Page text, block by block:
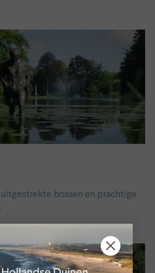
uitgestrekte bossen en prachtige